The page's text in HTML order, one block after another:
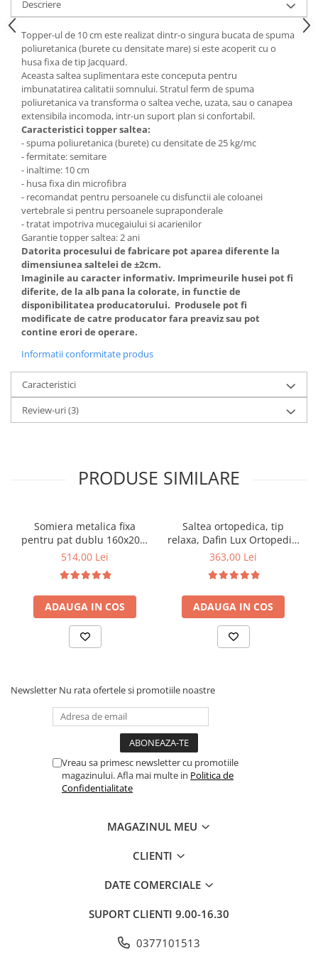
Mese gradinita
Scaune gradinita
Set mese si scaune gradinita
Mobilier copii
Mobila camera copii
Scaune birou pentru copii
Saltele patuturi copii
Paturi copii
Masa si scaune gradinita
Seturi comode living si dormitor
Descriere
Topper-ul de 10 cm este realizat dintr-o singura bucata de spuma
poliuretanica (burete cu densitate mare) si este acoperit cu o
husa fixa de tip Jacquard.
Aceasta saltea suplimentara este conceputa pentru
imbunatatirea calitatii somnului. Stratul ferm de spuma
poliuretanica va transforma o saltea veche, uzata, sau o canapea
extensibila incomoda, intr-un suport plan si confortabil.
Caracteristici topper saltea:
- spuma poliuretanica (burete) cu densitate de 25 kg/mc
- fermitate: semitare
- inaltime: 10 cm
- husa fixa din microfibra
- recomandat pentru persoanele cu disfunctii ale coloanei
vertebrale si pentru persoanele supraponderale
- tratat impotriva mucegaiului si acarienilor
Garantie topper saltea: 2 ani
Datorita procesului de fabricare pot aparea diferente la
dimensiunea saltelei de ±2cm.
Imaginile au caracter informativ. Imprimeurile husei pot fi
diferite, de la alb pana la colorate, in functie de
disponibilitatea producatorului. Produsele pot fi
modificate de catre producator fara preaviz sau pot
contine erori de operare.
Informatii conformitate produs
Caracteristici
Review-uri(3)
PRODUSE SIMILARE
Somiera metalica fixa
pentru pat dublu 160x200,
6 picioare, 32 lamele lemn
saltea ferm, negru
514,00 Lei
ADAUGA IN COS
Saltea ortopedica, tip
relaxa, Dafin Lux Ortopedic,
90x200x21cm, fermitate
tip Bonell, fata vara-iarna,
sistem de aerisire cu
butoni, Salt Confort
363,00 Lei
ADAUGA IN COS
Newsletter Nu rata ofertele si promotiile noastre
Vreau sa primesc newsletter cu promotiile
magazinului. Afla mai multe in Politica de
Confidentialitate
MAGAZINUL MEU
CLIENTI
DATE COMERCIALE
SUPORT CLIENTI 9.00-16.30
0377101513